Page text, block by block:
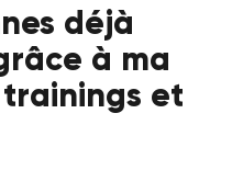
déjà
à ma
et